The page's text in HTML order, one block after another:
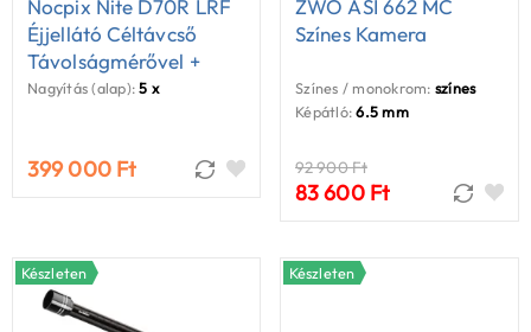
Nocpix Nite D70R LRF
Éjjellátó Céltávcső
Távolságmérővel +
IR940 Infravető
Nagyítás (alap): 5 x
399 000 Ft
ZWO ASI 662 MC
Színes Kamera
Színes / monokrom: színes
Képátló: 6.5 mm
92 900 Ft
83 600 Ft
Készleten Készleten